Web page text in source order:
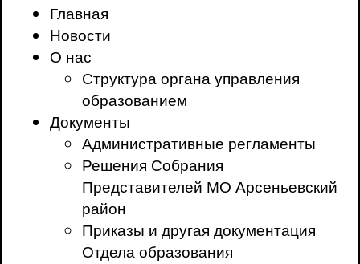
Главная
Новости
О нас
Структура органа управления
образованием
Документы
Административные регламенты
Решения Собрания
Представителей МО Арсеньевский
район
Приказы и другая документация
Отдела образования